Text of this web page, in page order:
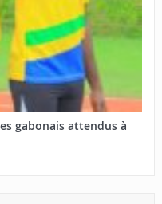
gabonais attendus à